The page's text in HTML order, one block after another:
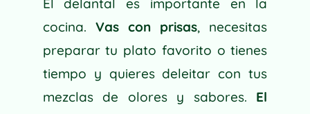
E
:
El delantal es importante en la
cocina. Vas con prisas, necesitas
preparar tu plato favorito o tienes
tiempo y quieres deleitar con tus
mezclas de olores y sabores. El